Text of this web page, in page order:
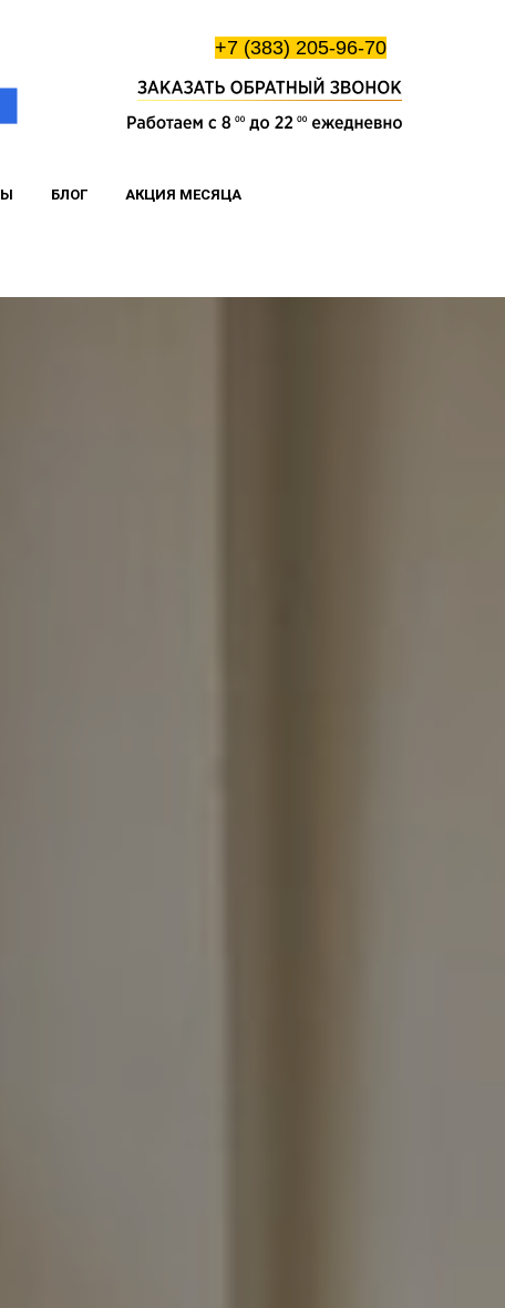
+7 (383) 205-96-70
БЛОГ АКЦИЯ МЕСЯЦА